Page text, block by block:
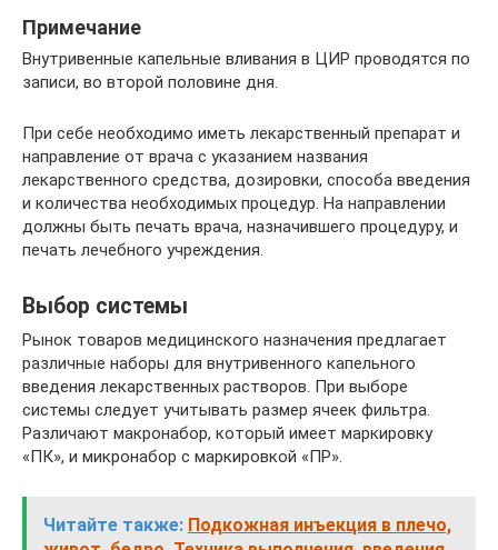
Примечание
Внутривенные капельные вливания в ЦИР проводятся по
записи, во второй половине дня.
При себе необходимо иметь лекарственный препарат и
направление от врача с указанием названия
лекарственного средства, дозировки, способа введения
и количества необходимых процедур. На направлении
должны быть печать врача, назначившего процедуру, и
печать лечебного учреждения.
Выбор системы
Рынок товаров медицинского назначения предлагает
различные наборы для внутривенного капельного
введения лекарственных растворов. При выборе
системы следует учитывать размер ячеек фильтра.
Различают макронабор, который имеет маркировку
«ПК», и микронабор с маркировкой «ПР».
Читайте также: Подкожная инъекция в плечо,